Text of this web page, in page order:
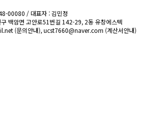
00080 / 대표자 : 김민정
백암면 고안로51번길 142-29, 2동 유창에스텍
(문의안내), ucst7660@naver.com (계산서안내)